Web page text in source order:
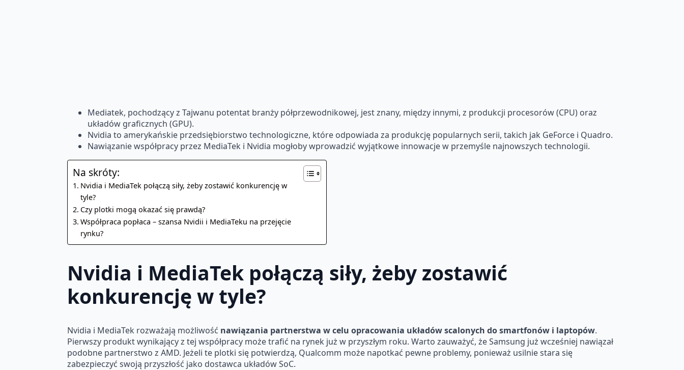
Mediatek, pochodzący z Tajwanu potentat branży półprzewodnikowej, jest znany, między innymi, z produkcji procesorów (CPU) oraz
układów graficznych (GPU).
Nvidia to amerykańskie przedsiębiorstwo technologiczne, które odpowiada za produkcję popularnych serii, takich jak GeForce i Quadro.
Nawiązanie współpracy przez MediaTek i Nvidia mogłoby wprowadzić wyjątkowe innowacje w przemyśle najnowszych technologii.
Na skróty:
Nvidia i MediaTek połączą siły, żeby zostawić konkurencję w
tyle?
Czy plotki mogą okazać się prawdą?
Współpraca popłaca – szansa Nvidii i MediaTeku na przejęcie
rynku?
Nvidia i MediaTek połączą siły, żeby zostawić
konkurencję w tyle?
Nvidia i MediaTek rozważają możliwość nawiązania partnerstwa w celu opracowania układów scalonych do smartfonów i laptopów.
Pierwszy produkt wynikający z tej współpracy może trafić na rynek już w przyszłym roku. Warto zauważyć, że Samsung już wcześniej nawiązał
podobne partnerstwo z AMD. Jeżeli te plotki się potwierdzą, Qualcomm może napotkać pewne problemy, ponieważ usilnie stara się
zabezpieczyć swoją przyszłość jako dostawca układów SoC.